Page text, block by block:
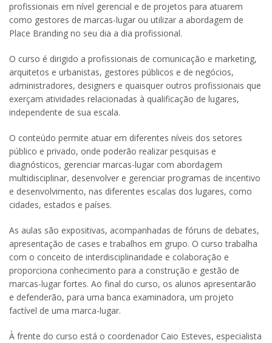
profissionais em nível gerencial e de projetos para atuarem
como gestores de marcas-lugar ou utilizar a abordagem de
Place Branding no seu dia a dia profissional.
O curso é dirigido a profissionais de comunicação e marketing,
arquitetos e urbanistas, gestores públicos e de negócios,
administradores, designers e quaisquer outros profissionais que
exerçam atividades relacionadas à qualificação de lugares,
independente de sua escala.
O conteúdo permite atuar em diferentes níveis dos setores
público e privado, onde poderão realizar pesquisas e
diagnósticos, gerenciar marcas-lugar com abordagem
multidisciplinar, desenvolver e gerenciar programas de incentivo
e desenvolvimento, nas diferentes escalas dos lugares, como
cidades, estados e países.
As aulas são expositivas, acompanhadas de fóruns de debates,
apresentação de cases e trabalhos em grupo. O curso trabalha
com o conceito de interdisciplinaridade e colaboração e
proporciona conhecimento para a construção e gestão de
marcas-lugar fortes. Ao final do curso, os alunos apresentarão
e defenderão, para uma banca examinadora, um projeto
factível de uma marca-lugar.
À frente do curso está o coordenador Caio Esteves, especialista